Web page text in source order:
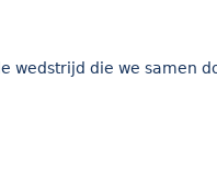
wedstrijd die we samen